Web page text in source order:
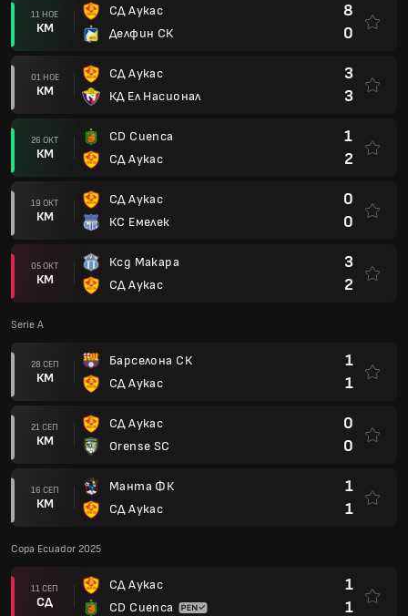
11 НОЕ
КМ
СД Аукас
Делфин СК
8
0
01 НОЕ
КМ
СД Аукас
КД Ел Насионал
3
3
26 ОКТ
КМ
CD Cuenca
СД Аукас
1
2
19 ОКТ
КМ
СД Аукас
КС Емелек
0
0
05 ОКТ
КМ
Ксд Макара
СД Аукас
3
2
Serie A
28 СЕП
КМ
Барселона СК
СД Аукас
1
1
21 СЕП
КМ
СД Аукас
Orense SC
0
0
16 СЕП
КМ
Манта ФК
СД Аукас
1
1
Copa Ecuador 2025
11 СЕП
СД
СД Аукас
CD Cuenca
1
1